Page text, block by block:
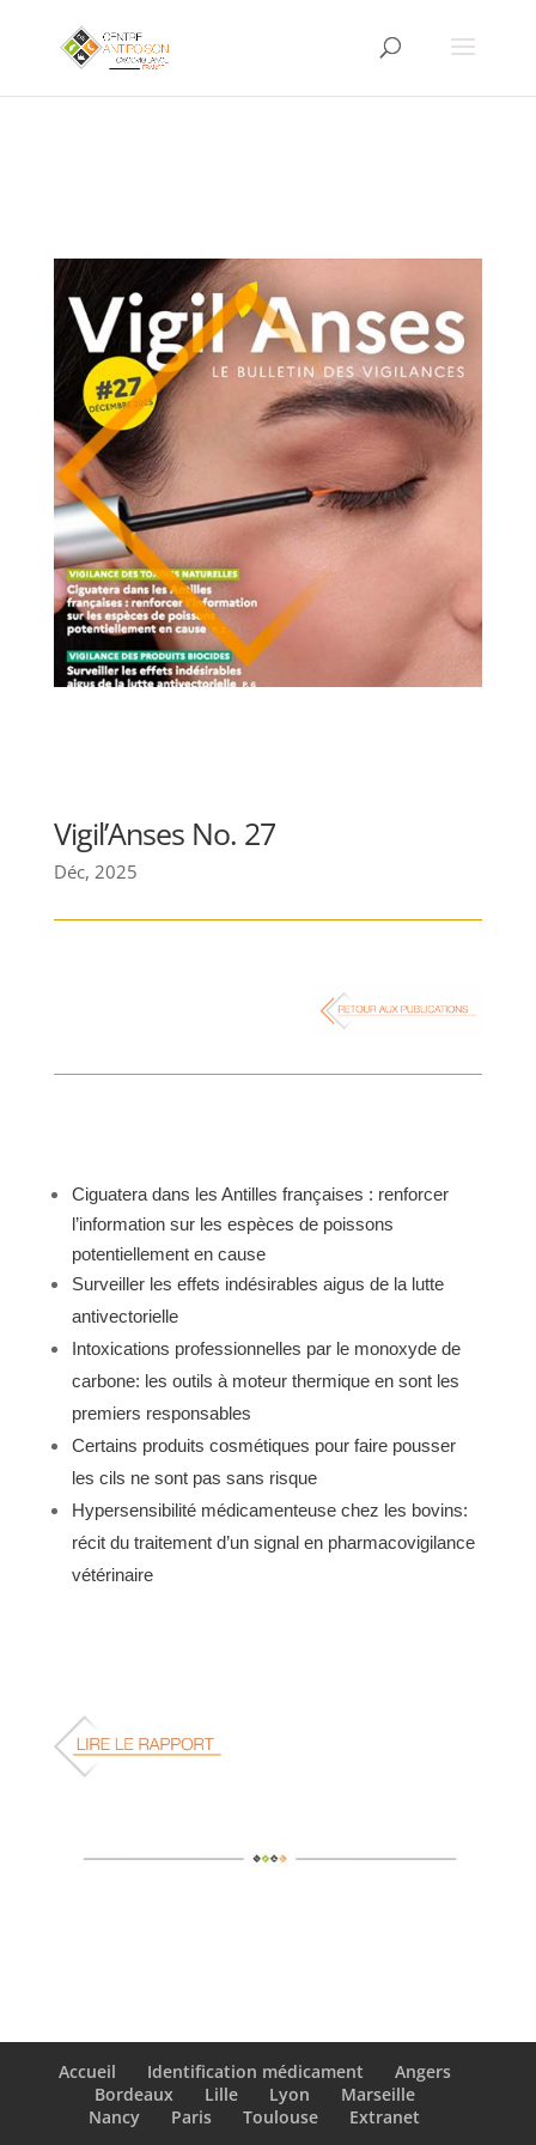
Vigil’Anses No. 27
Déc, 2025
Ciguatera dans les Antilles françaises : renforcer
l’information sur les espèces de poissons
potentiellement en cause
Surveiller les effets indésirables aigus de la lutte
antivectorielle
Intoxications professionnelles par le monoxyde de
carbone: les outils à moteur thermique en sont les
premiers responsables
Certains produits cosmétiques pour faire pousser
les cils ne sont pas sans risque
Hypersensibilité médicamenteuse chez les bovins:
récit du traitement d’un signal en pharmacovigilance
vétérinaire
Accueil Identification médicament
Angers
Bordeaux
Lille Lyon
Marseille
Nancy
Paris Toulouse Extranet